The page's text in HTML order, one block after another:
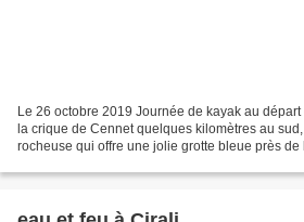
Le 26 octobre 2019 Journée de kayak au
la crique de Cennet quelques kilomètres au
rocheuse qui offre une jolie grotte bleue près